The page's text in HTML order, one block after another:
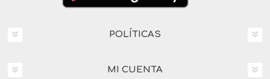
POLÍTICAS
MI CUENTA